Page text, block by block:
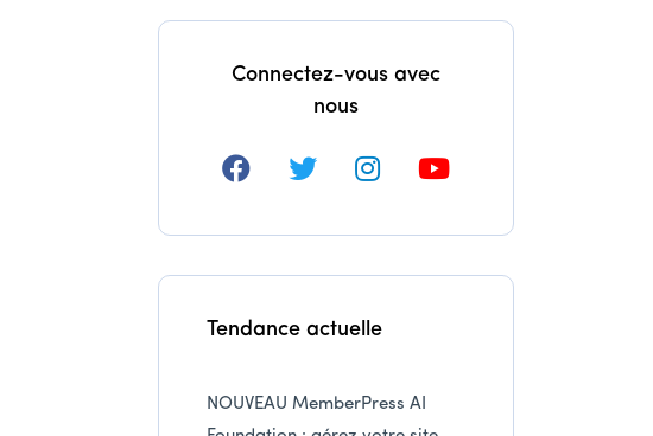
Connectez-vous avec
nous
Tendance actuelle
NOUVEAU MemberPress AI